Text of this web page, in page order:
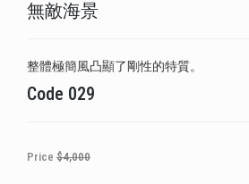
無敵海景
整體極簡風凸顯了剛性的特質。
Code 029
Price $4,000